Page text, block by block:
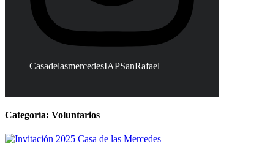
CasadelasmercedesIAPSanRafael
Categoría: Voluntarios